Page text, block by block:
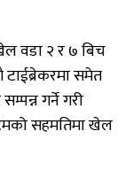
वडा२र७बिच
टाईब्रेकरमासमेत
सम्पन्नगर्नेगरी
सहमतिमाखेल